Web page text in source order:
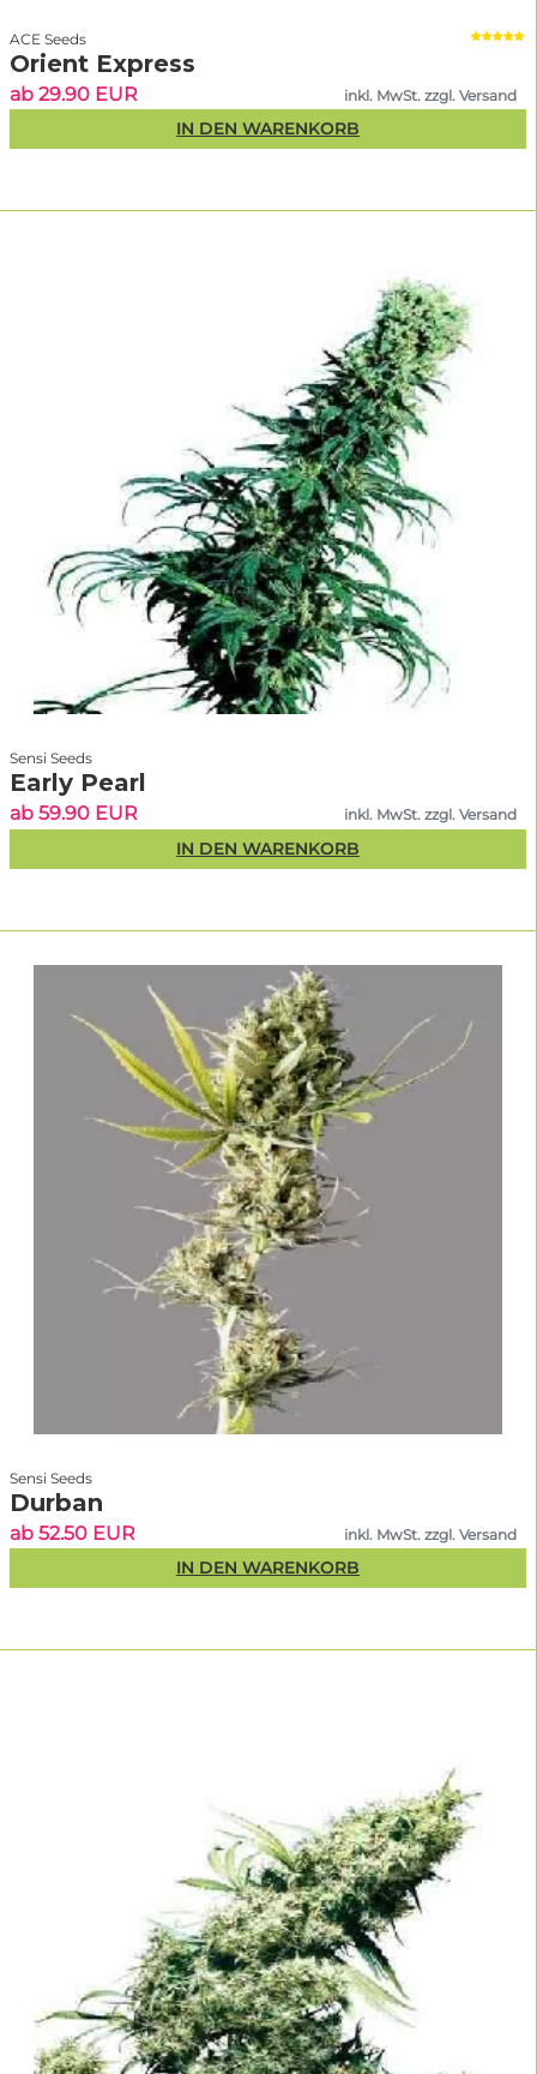
ACE Seeds
Orient Express
ab 29.90 EUR inkl. MwSt. zzgl. Versand
IN DEN WARENKORB
Sensi Seeds
Early Pearl
ab 59.90 EUR inkl. MwSt. zzgl. Versand
IN DEN WARENKORB
Sensi Seeds
Durban
ab 52.50 EUR inkl. MwSt. zzgl. Versand
IN DEN WARENKORB